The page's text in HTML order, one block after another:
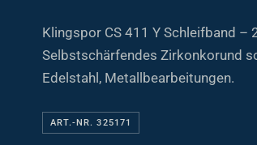
Klingspor CS 411 Y Schleifband –
Selbstschärfendes Zirkonkorund
Edelstahl, Metallbearbeitungen.
ART.-NR. 325171